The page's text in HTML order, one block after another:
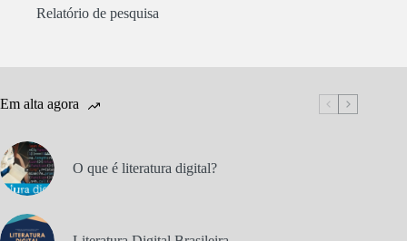
Relatório de pesquisa
Em alta agora
O que é literatura digital?